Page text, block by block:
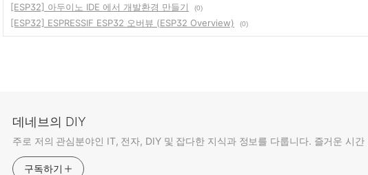
[ESP32] 아두이노 IDE 에서 개발환경 만들기
(0)
[ESP32] ESPRESSIF ESP32 오버뷰 (ESP32 Overview)
(0)
데네브의 DIY
주로 저의 관심분야인 IT, 전자, DIY 및 잡다한 지식과 정보를 다룹니다. 즐거운 시간
구독하기